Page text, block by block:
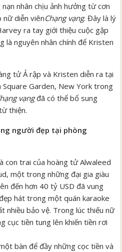
nhân chịu ảnh hưởng từ cơn
nữ diễn viênChạng vạng. Đây là lý
ra tay giới thiệu cuộc gặp
là nguyên nhân chính để Kristen
tử Ả rập và Kristen diễn ra tại
Garden, New York trong
vạngđã có thể bổ sung
thiện.
người đẹp tại phòng
con trai của hoàng tử Alwaleed
một trong những đại gia giàu
đến hơn 40 tỷ USD đã vung
hát trong một quán karaoke
nhiều bảo vệ. Trong lúc thiếu nữ
cục tiền tung lên khiến tiền rơi
bàn để đầy những cọc tiền và